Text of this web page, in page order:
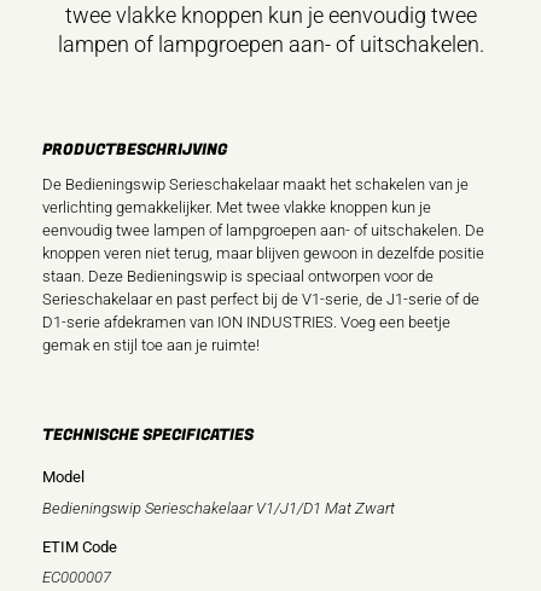
twee vlakke knoppen kun je eenvoudig twee
lampen of lampgroepen aan- of uitschakelen.
PRODUCTBESCHRIJVING
De Bedieningswip Serieschakelaar maakt het schakelen van je
verlichting gemakkelijker. Met twee vlakke knoppen kun je
eenvoudig twee lampen of lampgroepen aan- of uitschakelen. De
knoppen veren niet terug, maar blijven gewoon in dezelfde positie
staan. Deze Bedieningswip is speciaal ontworpen voor de
Serieschakelaar en past perfect bij de V1-serie, de J1-serie of de
D1-serie afdekramen van ION INDUSTRIES. Voeg een beetje
gemak en stijl toe aan je ruimte!
TECHNISCHE SPECIFICATIES
Model
Bedieningswip Serieschakelaar V1/J1/D1 Mat Zwart
ETIM Code
EC000007